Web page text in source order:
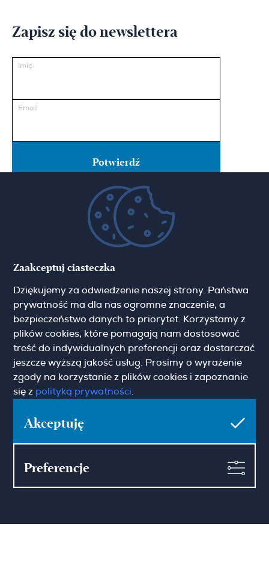
Zapisz się do newslettera
Imię
Email
Zgoda marketingowa Pokaż więcej
Hamilton May Warszawa
Sienna 39
00-121 Warszawa
(+48) 22 428 16 15
warsaw@hamiltonmay.com
Hamilton May Kraków
Zaakceptuj ciasteczka
Dziękujemy za odwiedzenie naszej strony. Państwa
prywatność ma dla nas ogromne znaczenie, a
bezpieczeństwo danych to priorytet. Korzystamy z
plików cookies, które pomagają nam dostosować
treść do indywidualnych preferencji oraz dostarczać
jeszcze wyższą jakość usług. Prosimy o wyrażenie
zgody na korzystanie z plików cookies i zapoznanie
się z polityką prywatności
Akceptuję
Preferencje